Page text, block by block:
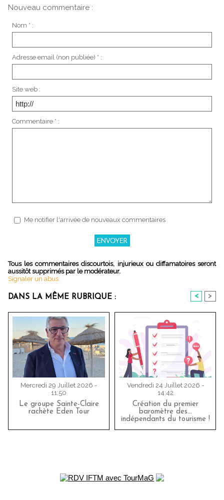
Nouveau commentaire :
Nom * :
Adresse email (non publiée) * :
Site web :
Commentaire * :
Me notifier l'arrivée de nouveaux commentaires
Tous les commentaires discourtois, injurieux ou diffamatoires seront
aussitôt supprimés par le modérateur.
Signaler un abus
DANS LA MÊME RUBRIQUE : < >
Mercredi 29 Juillet 2026 -
11:50
Le groupe Sainte-Claire
rachète Eden Tour
Vendredi 24 Juillet 2026 -
14:42
Création du premier
baromètre des…
indépendants du tourisme !